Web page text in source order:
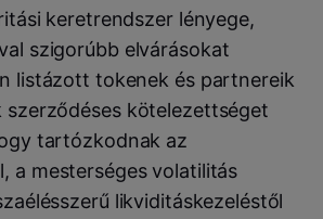
keretrendszer lényege,
szigorúbb elvárásokat
listázott tokenek és partnereik
szerződéses kötelezettséget
tartózkodnak az
a mesterséges volatilitás
likviditáskezeléstől